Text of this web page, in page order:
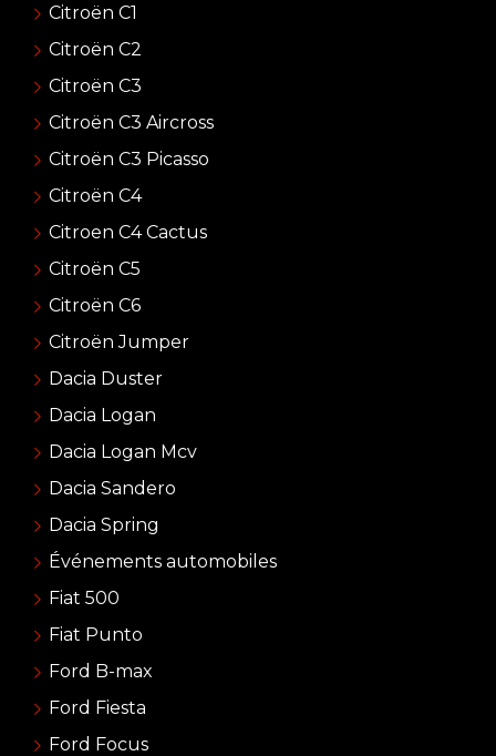
Citroën C1
Citroën C2
Citroën C3
Citroën C3 Aircross
Citroën C3 Picasso
Citroën C4
Citroen C4 Cactus
Citroën C5
Citroën C6
Citroën Jumper
Dacia Duster
Dacia Logan
Dacia Logan Mcv
Dacia Sandero
Dacia Spring
Événements automobiles
Fiat 500
Fiat Punto
Ford B-max
Ford Fiesta
Ford Focus